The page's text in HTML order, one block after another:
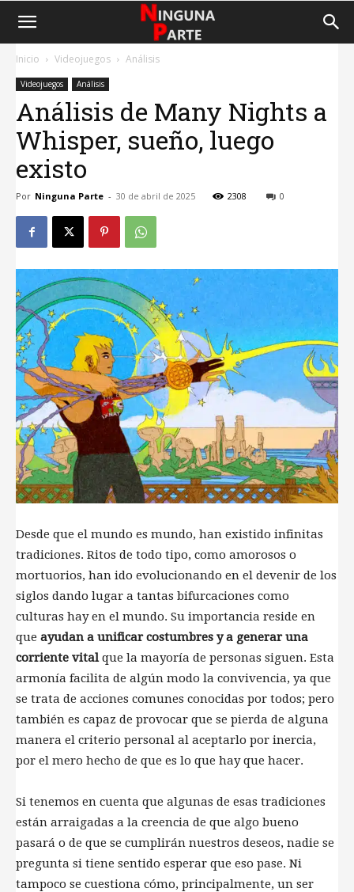
Inicio Videojuegos Análisis
Videojuegos Análisis
Análisis de Many Nights a
Whisper, sueño, luego
existo
Por Ninguna Parte - 30 de abril de 2025 2308 0
Desde que el mundo es mundo, han existido infinitas
tradiciones. Ritos de todo tipo, como amorosos o
mortuorios, han ido evolucionando en el devenir de los
siglos dando lugar a tantas bifurcaciones como
culturas hay en el mundo. Su importancia reside en
que ayudan a unificar costumbres y a generar una
corriente vitalque la mayoría de personas siguen​. Esta
armonía facilita de algún modo la convivencia, ya que
se trata de acciones comunes conocidas por todos; pero
también es capaz de provocar que se pierda de alguna
manera el criterio personal al aceptarlo por inercia,
por el mero hecho de que es lo que hay que hacer.
Si tenemos en cuenta que algunas de esas tradiciones
están arraigadas​ a la creencia de que algo bueno
pasará o de que se cumplirán nuestros deseos, nadie se
pregunta si tiene sentido esperar que eso pase. Ni
tampoco se cuestiona cómo, principalmente, un ser